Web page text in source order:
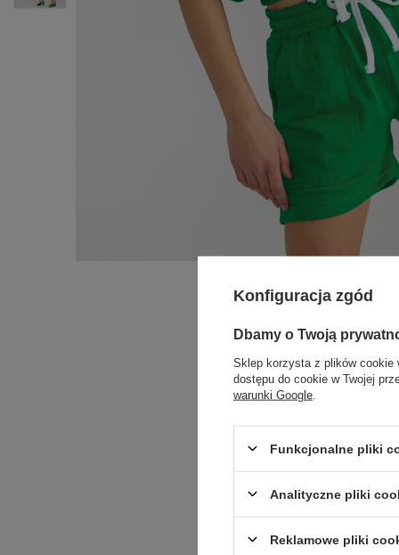
Konfiguracja zgód
Dbamy o Twoją
Sklep korzysta z plików cookie
dostępu do cookie w Twojej
warunki Google
Funkcjonalne pliki
Analityczne pliki
Reklamowe pliki